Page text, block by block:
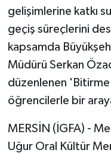
gelişimlerine katkı
geçiş süreçlerini
kapsamda
Müdürü Serkan
düzenlenen
öğrencilerle bir
MERSİN (İGFA) -
Uğur Oral Kültür